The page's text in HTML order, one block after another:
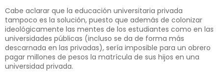
Cabe aclarar que la educación universitaria privada
tampoco es la solución, puesto que además de colonizar
ideológicamente las mentes de los estudiantes como en las
universidades públicas (incluso se da de forma más
descarnada en las privadas), sería imposible para un obrero
pagar millones de pesos la matrícula de sus hijos en una
universidad privada.